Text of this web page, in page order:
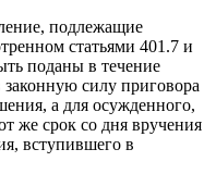
подлежащие
статьями 401.7 и
поданы в течение
силу приговора
а для осужденного,
же срок со дня вручения
вступившего в